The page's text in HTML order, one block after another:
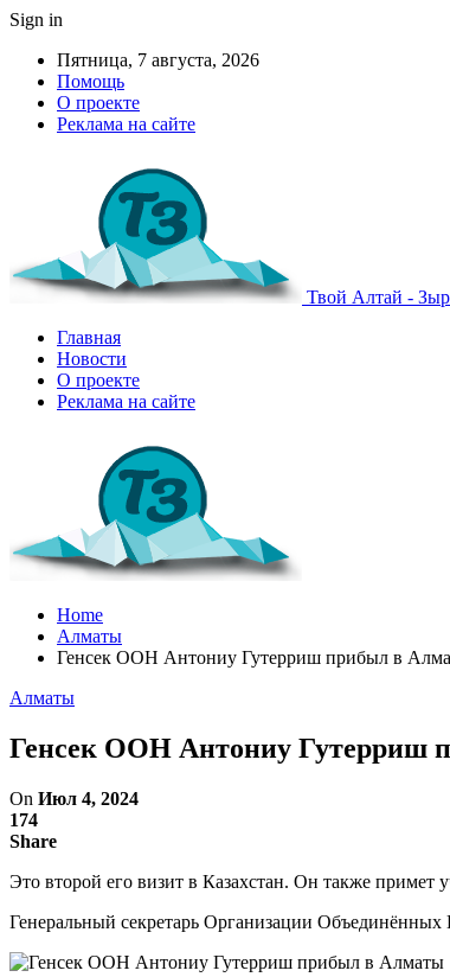
Sign in
Пятница, 7 августа, 2026
Помощь
О проекте
Реклама на сайте
Твой Алтай -
Главная
Новости
О проекте
Реклама на сайте
Home
Алматы
Генсек ООН Антониу Гутерриш прибыл в
Алматы
Генсек ООН Антониу Гутерриш
On Июл 4, 2024
174
Share
Это второй его визит в Казахстан. Он также
Генеральный секретарь Организации